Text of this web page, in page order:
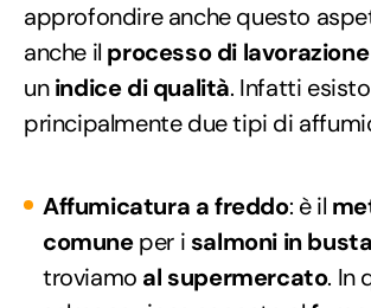
approfondire anche questo
anche il processo di lavorazione
unindice di qualità. Infatti
principalmente due tipi di
Affumicatura a freddo: è il
comuneper i salmoni in busta
troviamo al supermercato. In